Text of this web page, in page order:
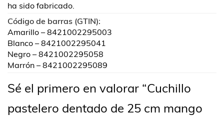
ha sido fabricado.
Código de barras (GTIN):
Amarillo – 8421002295003
Blanco – 8421002295041
Negro – 8421002295058
Marrón – 8421002295089
Sé el primero en valorar “Cuchillo
pastelero dentado de 25 cm mango